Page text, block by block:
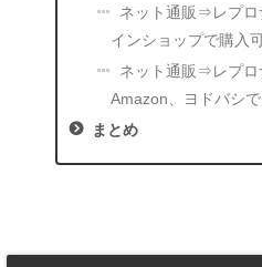
ネット通販⇒レプロ
インショップで購入
ネット通販⇒レプロ
Amazon、ヨドバシ
まとめ